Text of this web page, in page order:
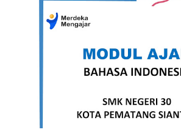
koleksi template sertifikat docx (word)
Word Free Versi 1 DOWNLOAD
Free Versi 2 DOWNLOAD Template
Versi 3 DOWNLOAD Template Sertifikat
DOWNLOAD Template Sertifikat Word
DOWNLOAD Template Sertifikat ...